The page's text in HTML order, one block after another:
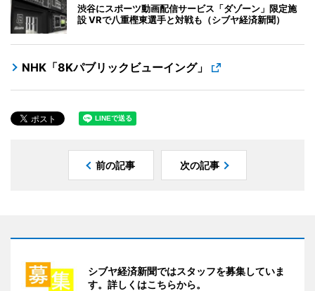
渋谷にスポーツ動画配信サービス「ダゾーン」限定施
設 VRで八重樫東選手と対戦も（シブヤ経済新聞）
NHK「8Kパブリックビューイング」
前の記事 次の記事
シブヤ経済新聞ではスタッフを募集していま
す。詳しくはこちらから。